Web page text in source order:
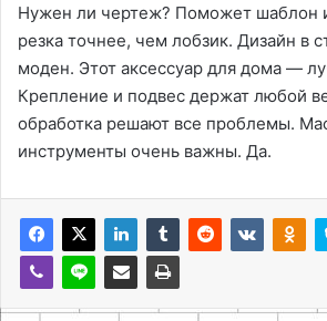
Нужен ли чертеж? Поможет шаблон
резка точнее, чем лобзик. Дизайн в
моден. Этот аксессуар для дома —
Крепление и подвес держат любой
обработка решают все проблемы.
инструменты очень важны. Да.